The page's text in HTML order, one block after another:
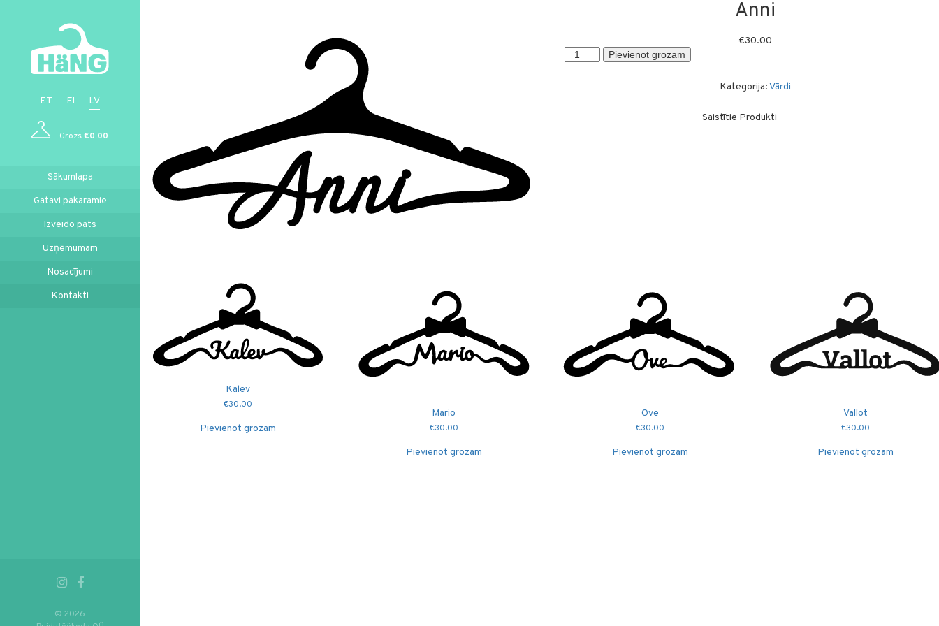
ET FI LV
Grozs€0.00
Sākumlapa
Gatavi pakaramie
Izveido pats
Uzņēmumam
Nosacījumi
Kontakti
© 2026
Anni
€30.00
Anni
daudzums
Pievienot grozam
Kategorija:Vārdi
Saistītie Produkti
Kalev
€30.00
Pievienot grozam
Mario
€30.00
Pievienot grozam
Ove
€30.00
Pievienot grozam
Vallot
€30.00
Pievienot grozam